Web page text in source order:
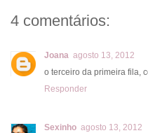
4 comentários:
Joana agosto 13, 2012
o terceiro da primeira fila,
Responder
Sexinho agosto 13, 2012